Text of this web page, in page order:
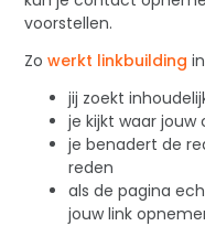
voorstellen.
Zowerkt linkbuilding
jij zoekt
je kijkt waar
je benadert de
reden
als de pagina
jouw link